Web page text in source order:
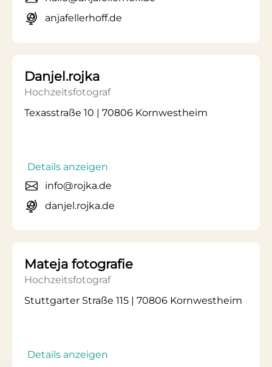
anjafellerhoff.de
Danjel.rojka
Hochzeitsfotograf
Texasstraße 10 | 70806 Kornwestheim
Details anzeigen
info@rojka.de
danjel.rojka.de
Mateja fotografie
Hochzeitsfotograf
Stuttgarter Straße 115 | 70806 Kornwestheim
Details anzeigen